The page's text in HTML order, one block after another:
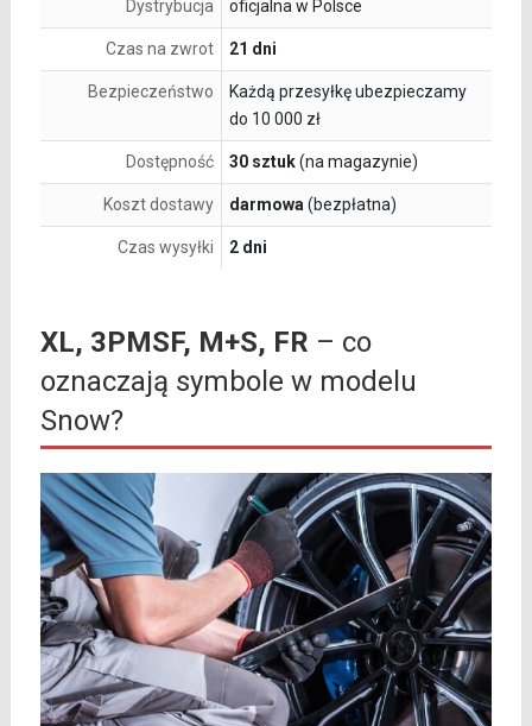
Dystrybucja oficjalna w Polsce
Czas na zwrot 21 dni
Bezpieczeństwo
Każdą przesyłkę ubezpieczamy
do 10 000 zł
Dostępność 30 sztuk(na magazynie)
Koszt dostawy darmowa (bezpłatna)
Czas wysyłki 2 dni
XL, 3PMSF, M+S, FR – co
oznaczają symbole w modelu
Snow?